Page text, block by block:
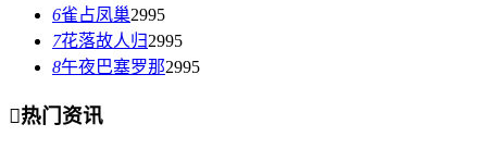
6雀占凤巢2995
7花落故人归2995
8午夜巴塞罗那2995
热门资讯